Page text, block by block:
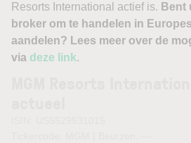
Resorts International actief is. Bent
broker om te handelen in
aandelen? Lees meer over de
via deze link.